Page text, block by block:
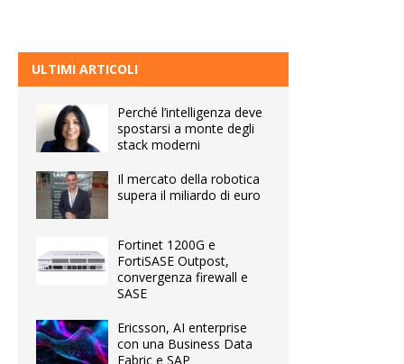
ULTIMI ARTICOLI
Perché l’intelligenza deve
spostarsi a monte degli
stack moderni
Il mercato della robotica
supera il miliardo di euro
Fortinet 1200G e
FortiSASE Outpost,
convergenza firewall e
SASE
Ericsson, AI enterprise
con una Business Data
Fabric e SAP